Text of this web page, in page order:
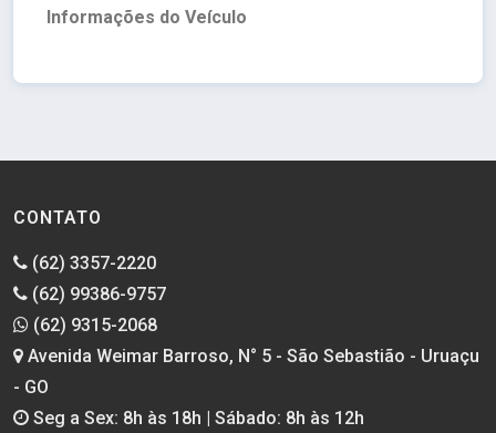
Informações do Veículo
CONTATO
(62) 3357-2220
(62) 99386-9757
(62) 9315-2068
Avenida Weimar Barroso, N° 5 - São Sebastião - Uruaçu
- GO
Seg a Sex: 8h às 18h | Sábado: 8h às 12h